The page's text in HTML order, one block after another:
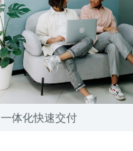
一体化快速交付